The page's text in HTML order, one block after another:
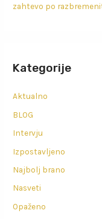
zahtevo po
Kategorije
Aktualno
BLOG
Intervju
Izpostavljeno
Najbolj brano
Nasveti
Opaženo